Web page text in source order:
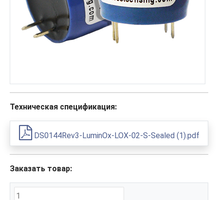
Техническая спецификация:
DS0144Rev3-LuminOx-LOX-02-S-Sealed (1).pdf
Заказать товар: